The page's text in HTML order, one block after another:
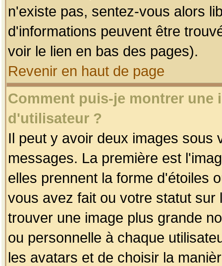
n'existe pas, sentez-vous alors
d'informations peuvent être
voir le lien en bas des pages).
Revenir en haut de page
Comment puis-je montrer une
d'utilisateur ?
Il peut y avoir deux images sous
messages. La première est
elles prennent la forme d'étoiles
vous avez fait ou votre statut
trouver une image plus grande
ou personnelle à chaque
les avatars et de choisir la